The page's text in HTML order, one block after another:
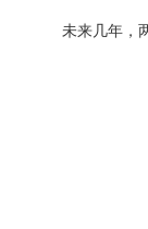
未来几年，